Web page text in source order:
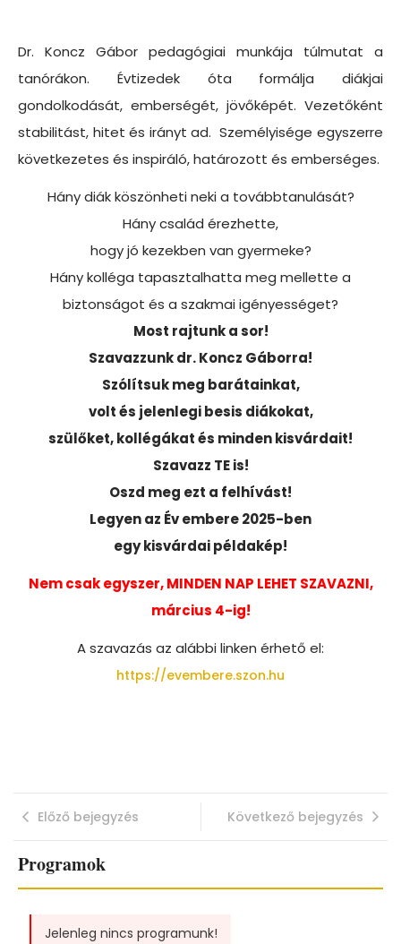
Dr. Koncz Gábor pedagógiai munkája túlmutat a
tanórákon. Évtizedek óta formálja diákjai
gondolkodását, emberségét, jövőképét. Vezetőként
stabilitást, hitet és irányt ad. Személyisége egyszerre
következetes és inspiráló, határozott és emberséges.
Hány diák köszönheti neki a továbbtanulását?
Hány család érezhette,
hogy jó kezekben van gyermeke?
Hány kolléga tapasztalhatta meg mellette a
biztonságot és a szakmai igényességet?
Most rajtunk a sor!
Szavazzunk dr. Koncz Gáborra!
Szólítsuk meg barátainkat,
volt és jelenlegi besis diákokat,
szülőket, kollégákat és minden kisvárdait!
Szavazz TE is!
Oszd meg ezt a felhívást!
Legyen az Év embere 2025-ben
egy kisvárdai példakép!
Nem csak egyszer, MINDEN NAP LEHET SZAVAZNI,
március 4-ig!
A szavazás az alábbi linken érhető el:
https://evembere.szon.hu
Előző bejegyzés Következő bejegyzés
Programok
Jelenleg nincs programunk!